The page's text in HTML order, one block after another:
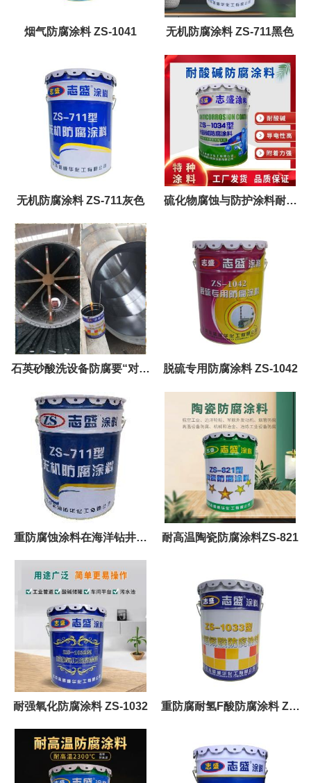
烟气防腐涂料 ZS-1041 无机防腐涂料 ZS-711黑色
无机防腐涂料 ZS-711灰色 硫化物腐蚀与防护涂料耐酸
石英砂酸洗设备防腐要“对症
下药” ZS-1033耐氟酸油漆
脱硫专用防腐涂料 ZS-1042
重防腐蚀涂料在海洋钻井支 耐高温陶瓷防腐涂料ZS-821
耐强氧化防腐涂料 ZS-1032 重防腐耐氢F酸防腐涂料 ZS-